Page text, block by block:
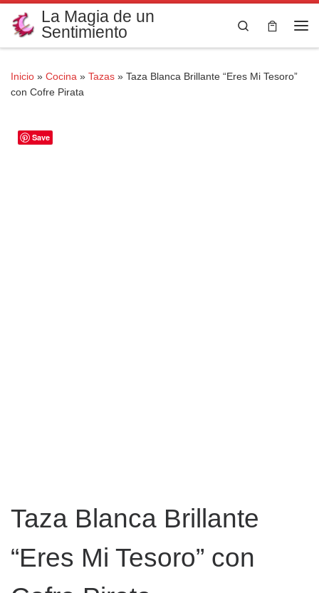
Saltar al contenido
La Magia de un
Sentimiento
Search
Inicio » Cocina » Tazas » Taza Blanca Brillante “Eres Mi Tesoro”
con Cofre Pirata
Save
Taza Blanca Brillante
“Eres Mi Tesoro” con